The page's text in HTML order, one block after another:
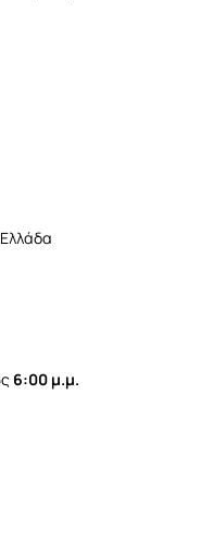
6:00 μ.μ.